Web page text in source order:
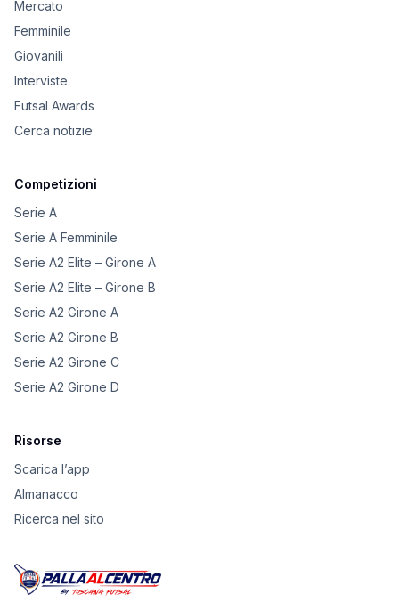
Mercato
Femminile
Giovanili
Interviste
Futsal Awards
Cerca notizie
Competizioni
Serie A
Serie A Femminile
Serie A2 Elite – Girone A
Serie A2 Elite – Girone B
Serie A2 Girone A
Serie A2 Girone B
Serie A2 Girone C
Serie A2 Girone D
Risorse
Scarica l’app
Almanacco
Ricerca nel sito